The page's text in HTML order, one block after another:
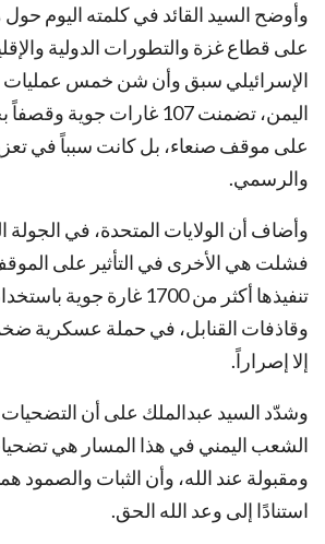
وأوضح السيد القائد في كلمته اليوم
على قطاع غزة والتطورات الدولية
الإسرائيلي سبق وأن شن خمس عمليات
اليمن، تضمنت 107 غارات جوية
على موقف صنعاء، بل كانت سبباً في
والرسمي.
وأضاف أن الولايات المتحدة، في الجولة
فشلت هي الأخرى في التأثير على
تنفيذها أكثر من 1700 غارة
وقاذفات القنابل، في حملة عسكرية
إلا إصراراً.
وشدّد السيد عبدالملك على أن التضحيات
الشعب اليمني في هذا المسار هي
ومقبولة عند الله، وأن الثبات والصمود
استنادًا إلى وعد الله الحق.